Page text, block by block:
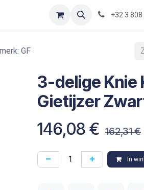
Optimization-of-piping-components
+32 3 808
GF
3-delige Knie
Gietijzer
146,08 € 162,31€
In